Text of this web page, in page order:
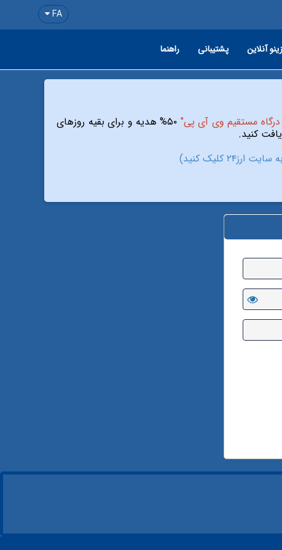
FA
آنلاین پشتیبانی راهنما
مستقیم وی آی پی"
۵۰% هدیه و برای بقیه روزهای
کلیک کنید)